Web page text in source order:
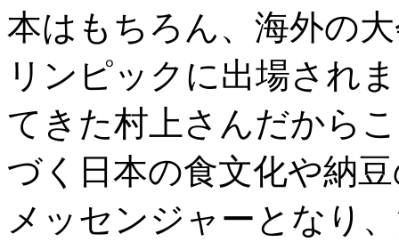
本はもちろん、海外の
リンピックに出場され
てきた村上さんだから
づく日本の食文化や納
メッセンジャーとなり